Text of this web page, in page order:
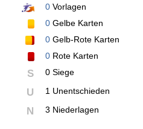
0Vorlagen
0Gelbe Karten
0Gelb-Rote Karten
0Rote Karten
S 0 Siege
U 1 Unentschieden
N 3 Niederlagen